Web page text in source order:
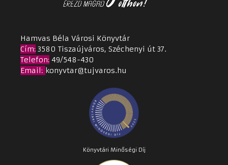
Hamvas Béla Városi Könyvtár
Cím: 3580 Tiszaújváros, Széchenyi út 37.
Telefon: 49/548-430
Email : konyvtar@tujvaros.hu
Könyvtári Minőségi Díj